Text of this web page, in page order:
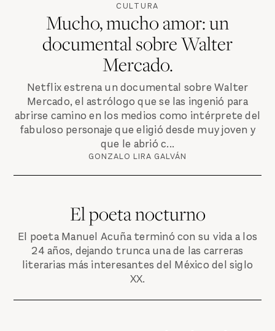
CULTURA
Mucho, mucho amor: un
documental sobre Walter
Mercado.
Netflix estrena un documental sobre Walter
Mercado, el astrólogo que se las ingenió para
abrirse camino en los medios como intérprete del
fabuloso personaje que eligió desde muy joven y
que le abrió c...
GONZALO LIRA GALVÁN
El poeta nocturno
El poeta Manuel Acuña terminó con su vida a los
24 años, dejando trunca una de las carreras
literarias más interesantes del México del siglo
XX.